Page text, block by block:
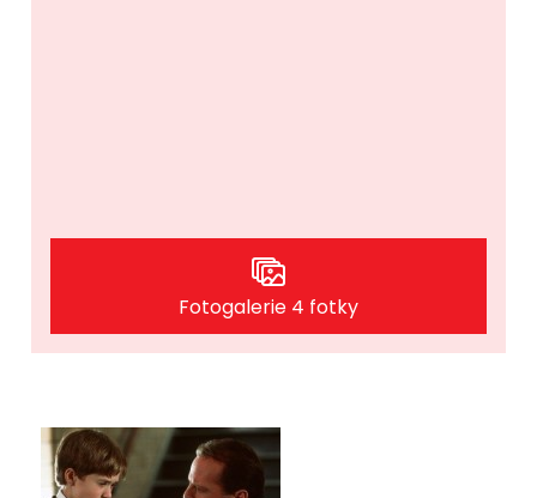
Fotogalerie 4 fotky